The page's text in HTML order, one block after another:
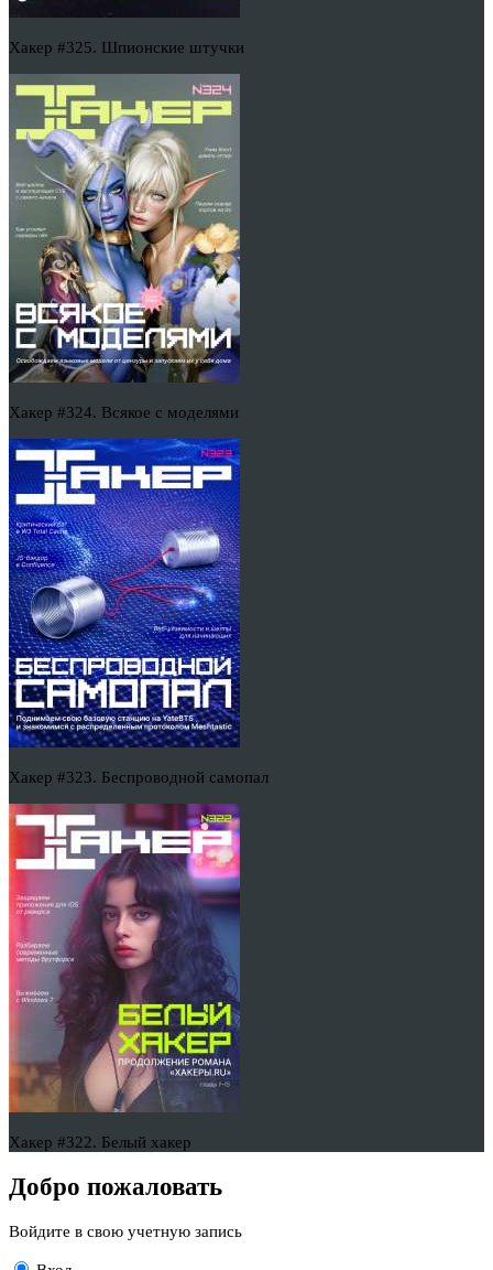
Хакер #325. Шпионские штучки
Хакер #324. Всякое с моделями
Хакер #323. Беспроводной самопал
Хакер #322. Белый хакер
Добро пожаловать
Войдите в свою учетную запись